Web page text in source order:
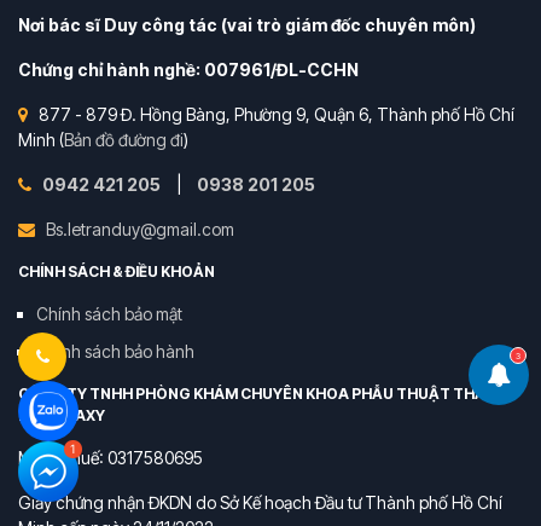
3
Nơi bác sĩ Duy công tác (vai trò giám đốc chuyên môn)
Chứng chỉ hành nghề: 007961/ĐL-CCHN
877 - 879 Đ. Hồng Bàng, Phường 9, Quận 6, Thành phố Hồ Chí
Minh (Bản đồ đường đi)
0942 421 205 0938 201 205
Bs.letranduy@gmail.com
CHÍNH SÁCH & ĐIỀU KHOẢN
Chính sách bảo mật
Chính sách bảo hành
CÔNG TY TNHH PHÒNG KHÁM CHUYÊN KHOA PHẪU THUẬT THẨM
MỸ GALAXY
Mã số thuế: 0317580695
Giấy chứng nhận ĐKDN do Sở Kế hoạch Đầu tư Thành phố Hồ Chí